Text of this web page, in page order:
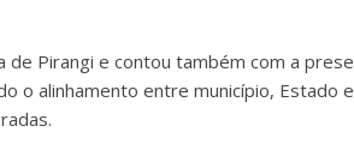
de Pirangi e contou também com a
o alinhamento entre município, Estado